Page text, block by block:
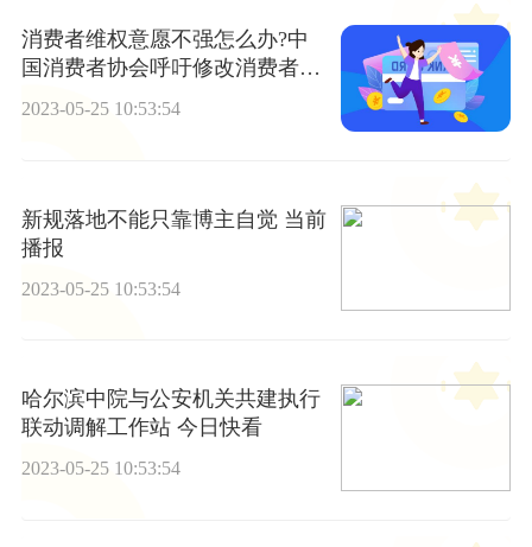
消费者维权意愿不强怎么办?中
国消费者协会呼吁修改消费者权
益保护法
2023-05-25 10:53:54
新规落地不能只靠博主自觉 当前
播报
2023-05-25 10:53:54
哈尔滨中院与公安机关共建执行
联动调解工作站 今日快看
2023-05-25 10:53:54